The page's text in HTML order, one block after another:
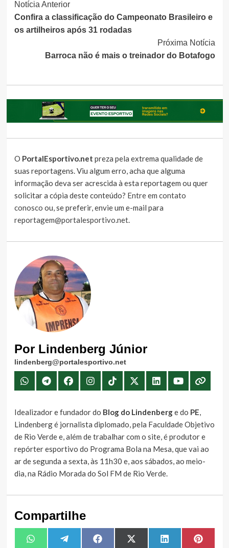
Continue
Lendo
Notícia Anterior
Confira a classificação do Campeonato Brasileiro e
os artilheiros após 31 rodadas
Próxima Notícia
Barroca não é mais o treinador do Botafogo
O PortalEsportivo.net preza pela extrema qualidade de
suas reportagens. Viu algum erro, acha que alguma
informação deva ser acrescida à esta reportagem ou quer
solicitar a cópia deste conteúdo? Entre em contato
conosco ou, se preferir, envie um e-mail para
reportagem@portalesportivo.net.
Por Lindenberg Júnior
lindenberg@portalesportivo.net
Idealizador e fundador do Blog do Lindenberge do PE,
Lindenberg é jornalista diplomado, pela Faculdade Objetivo
de Rio Verde e, além de trabalhar com o site, é produtor e
repórter esportivo do Programa Bola na Mesa, que vai ao
ar de segunda a sexta, às 11h30 e, aos sábados, ao meio-
dia, na Rádio Morada do Sol FM de Rio Verde.
Compartilhe
Share
WhatsAppShare
TelegramShare
FacebookShare
X
Share
LinkedIn Share